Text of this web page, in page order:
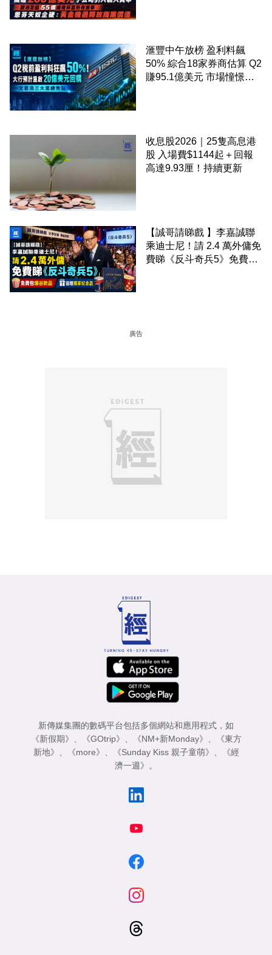
滙豐中午放榜 盈利料飆
50% 綜合18家券商估算 Q2
賺95.1億美元 市場憧憬重
收息股2026｜25隻高息港
股 入場費$1144起＋回報
高達9.93厘！持續更新
【誠哥請睇戲 】李嘉誠聯
乘迪士尼！請 2.4 萬外傭免
費睇《反斗奇兵5》免費包
廣告
新傳媒集團的數碼平台包括多個網站和應用程式，如
《新假期》 、 《GOtrip》 、 《NM+新Monday》 、
《東方
新地》 、 《more》 、 《Sunday Kiss 親子童萌》 、
《經
濟一週》 。